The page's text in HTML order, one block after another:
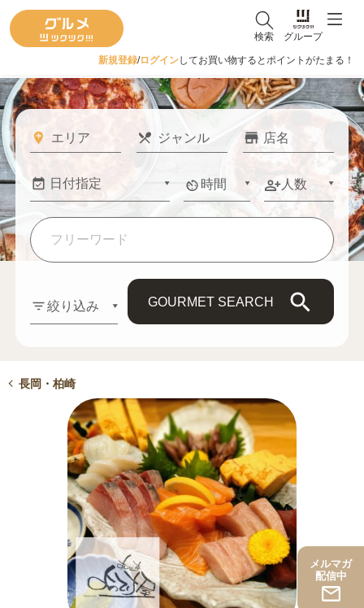
検索 グループ
新規登録/ログインしてお買い物するとポイントがたまる！
時間 人数
絞り込み GOURMET SEARCH
長岡・柏崎
メルマガ
配信中